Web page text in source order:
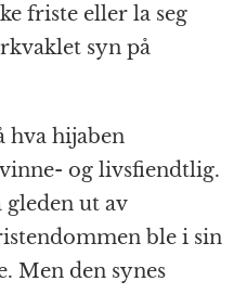
friste eller la seg
syn på
hva hijaben
og livsfiendtlig.
gleden ut av
ble i sin
Men den synes